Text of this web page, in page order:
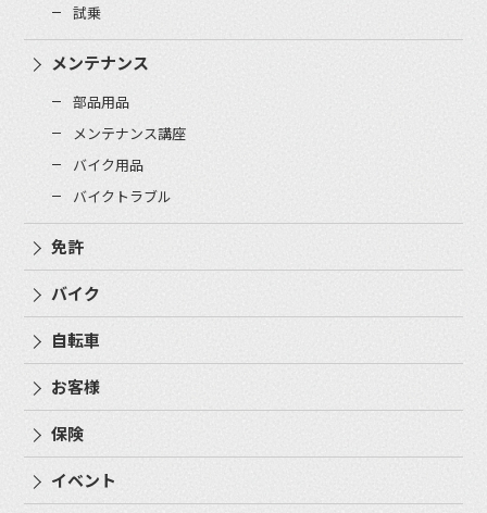
試乗
メンテナンス
部品用品
メンテナンス講座
バイク用品
バイクトラブル
免許
バイク
自転車
お客様
保険
イベント